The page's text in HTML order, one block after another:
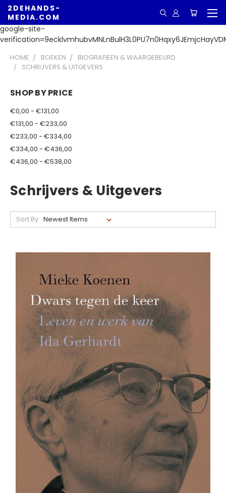
google-site-
2DEHANDS-
MEDIA.COM
HOME BOEKEN
BIOGRAFIEËN & WAARGEBEURD
SCHRIJVERS & UITGEVERS
SHOP BY PRICE
€0,00 - €131,00
€131,00 - €233,00
€233,00 - €334,00
€334,00 - €436,00
€436,00 - €538,00
Schrijvers & Uitgevers
Sort By: